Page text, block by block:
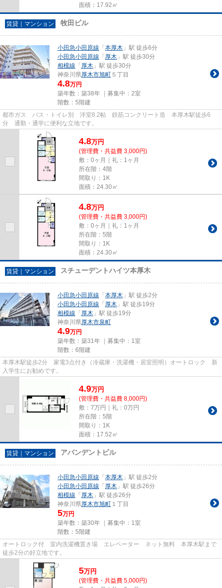
面積：17.92㎡
賃貸｜マンション 牧田ビル
小田急小田原線 「本厚木 」駅 徒歩6分
小田急小田原線 「厚木 」駅 徒歩30分
相模線 「厚木 」駅 徒歩30分
神奈川県厚木市旭町 ５丁目
4.8万円
築年数：築38年 ｜募集中： 2室
階数：5階建
都市ガス バス・トイレ別 洋室8.2帖 鉄筋コンクリート造 本厚木駅徒歩6
分 通勤・通学に便利な立地です。
4.8万円
(管理費・共益費 3,000円)
敷：0ヶ月｜礼：1ヶ月
所在階：4階
間取り：1K
面積：24.30㎡
4.8万円
(管理費・共益費 3,000円)
敷：0ヶ月｜礼：1ヶ月
所在階：5階
間取り：1K
面積：24.30㎡
賃貸｜マンション スチューデントハイツ本厚木
小田急小田原線 「本厚木 」駅 徒歩2分
小田急小田原線 「厚木 」駅 徒歩19分
相模線 「厚木 」駅 徒歩19分
神奈川県厚木市泉町
4.9万円
築年数：築31年 ｜募集中： 1室
階数：6階建
本厚木駅徒歩2分 家電3点付き（冷蔵庫・洗濯機・居室照明）オートロック 新
入学生にお勧めです。
4.9万円
(管理費・共益費 8,000円)
敷：7万円｜礼：0万円
所在階：5階
間取り：1K
面積：17.52㎡
賃貸｜マンション アバンデントビル
小田急小田原線 「本厚木 」駅 徒歩2分
小田急小田原線 「厚木 」駅 徒歩26分
相模線 「厚木 」駅 徒歩26分
神奈川県厚木市旭町 １丁目
5万円
築年数：築30年 ｜募集中： 1室
階数：5階建
オートロック付 室内洗濯機置き場 エレベーター ネット無料 本厚木駅まで
徒歩2分の好立地です。
5万円
(管理費・共益費 5,000円)